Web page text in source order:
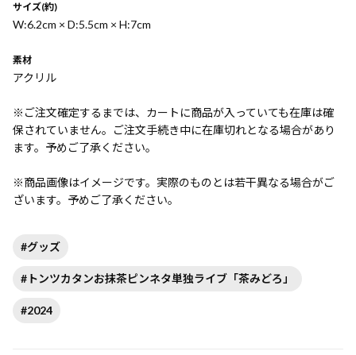
サイズ(約)
W:6.2cm × D:5.5cm × H:7cm
素材
アクリル
※ご注文確定するまでは、カートに商品が入っていても在庫は確
保されていません。ご注文手続き中に在庫切れとなる場合があり
ます。予めご了承ください。
※商品画像はイメージです。実際のものとは若干異なる場合がご
ざいます。予めご了承ください。
#グッズ
#トンツカタンお抹茶ピンネタ単独ライブ「茶みどろ」
#2024